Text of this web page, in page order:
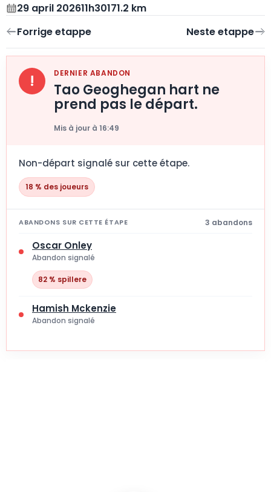
29 april 202611h30171.2 km
! DERNIER ABANDON
Tao Geoghegan hart ne
prend pas le départ.
Mis à jour à 16:49
Non-départ signalé sur cette étape.
18 % des joueurs
ABANDONS SUR CETTE ÉTAPE 3 abandons
Oscar Onley
Abandon signalé
82 % spillere
Hamish Mckenzie
Abandon signalé